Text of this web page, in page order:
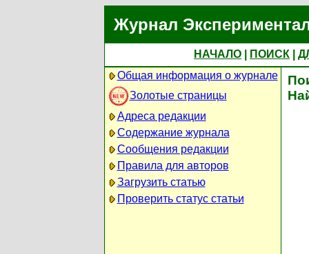
Журнал
НАЧАЛО ПОИСК
Общая информация о журнале
Золотые страницы
Адреса редакции
Содержание журнала
Сообщения редакции
Правила для авторов
Загрузить статью
Проверить статус статьи